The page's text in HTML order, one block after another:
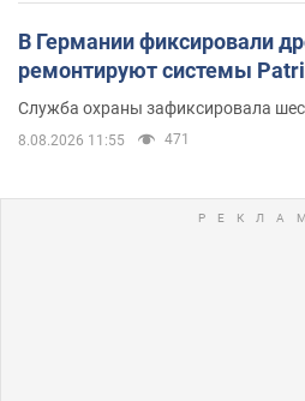
В Германии фиксировали
ремонтируют системы
Служба охраны зафиксировала
8.08.2026 11:55 471